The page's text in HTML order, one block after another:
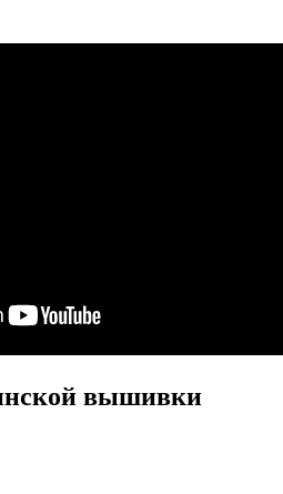
вышивки